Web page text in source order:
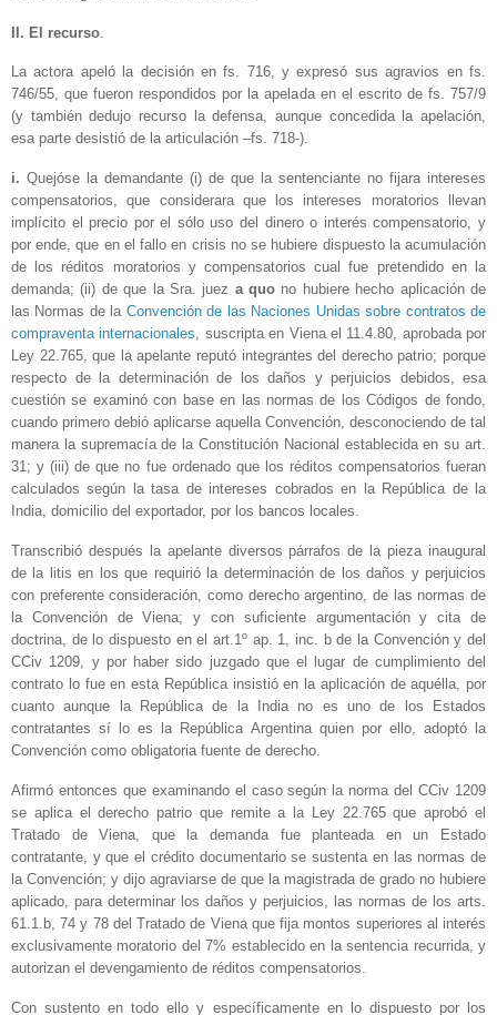
II. El recurso
La actora apeló la decisión en fs. 716, y expresó sus agravios en fs.
746/55, que fueron respondidos por la apelada en el escrito de fs. 757/9
(y también dedujo recurso la defensa, aunque concedida la apelación,
esa parte desistió de la articulación –fs. 718-).
i. Quejóse la demandante (i) de que la sentenciante no fijara intereses
compensatorios, que considerara que los intereses moratorios llevan
implícito el precio por el sólo uso del dinero o interés compensatorio, y
por ende, que en el fallo en crisis no se hubiere dispuesto la acumulación
de los réditos moratorios y compensatorios cual fue pretendido en la
demanda; (ii) de que la Sra. juez a quo no hubiere hecho aplicación de
las Normas de la Convención de las Naciones Unidas sobre contratos de
compraventa internacionales, suscripta en Viena el 11.4.80, aprobada por
Ley 22.765, que la apelante reputó integrantes del derecho patrio; porque
respecto de la determinación de los daños y perjuicios debidos, esa
cuestión se examinó con base en las normas de los Códigos de fondo,
cuando primero debió aplicarse aquella Convención, desconociendo de tal
manera la supremacía de la Constitución Nacional establecida en su art.
31; y (iii) de que no fue ordenado que los réditos compensatorios fueran
calculados según la tasa de intereses cobrados en la República de la
India, domicilio del exportador, por los bancos locales.
Transcribió después la apelante diversos párrafos de la pieza inaugural
de la litis en los que requirió la determinación de los daños y perjuicios
con preferente consideración, como derecho argentino, de las normas de
la Convención de Viena; y con suficiente argumentación y cita de
doctrina, de lo dispuesto en el art.1º ap. 1, inc. b de la Convención y del
CCiv 1209, y por haber sido juzgado que el lugar de cumplimiento del
contrato lo fue en esta República insistió en la aplicación de aquélla, por
cuanto aunque la República de la India no es uno de los Estados
contratantes sí lo es la República Argentina quien por ello, adoptó la
Convención como obligatoria fuente de derecho.
Afirmó entonces que examinando el caso según la norma del CCiv 1209
se aplica el derecho patrio que remite a la Ley 22.765 que aprobó el
Tratado de Viena, que la demanda fue planteada en un Estado
contratante, y que el crédito documentario se sustenta en las normas de
la Convención; y dijo agraviarse de que la magistrada de grado no hubiere
aplicado, para determinar los daños y perjuicios, las normas de los arts.
61.1.b, 74 y 78 del Tratado de Viena que fija montos superiores al interés
exclusivamente moratorio del 7% establecido en la sentencia recurrida, y
autorizan el devengamiento de réditos compensatorios.
Con sustento en todo ello y específicamente en lo dispuesto por los